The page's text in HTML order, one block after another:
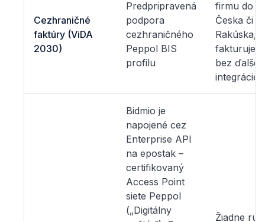
Cezhraničné
faktúry (ViDA
2030)
Predpripravená
podpora
cezhraničného
Peppol BIS
profilu
firmu do
Česka či
Rakúska,
fakturujete
bez ďalšej
integrácie
Bidmio je
napojené cez
Enterprise API
na epostak –
certifikovaný
Access Point
siete Peppol
(„Digitálny
Žiadne